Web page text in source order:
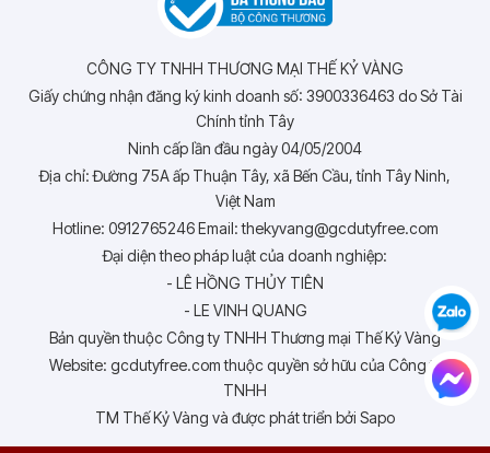
CÔNG TY TNHH THƯƠNG MẠI THẾ KỶ VÀNG
Giấy chứng nhận đăng ký kinh doanh số: 3900336463 do Sở Tài
Chính tỉnh Tây
Ninh cấp lần đầu ngày 04/05/2004
Địa chỉ: Đường 75A ấp Thuận Tây, xã Bến Cầu, tỉnh Tây Ninh,
Việt Nam
Hotline: 0912765246 Email: thekyvang@gcdutyfree.com
Đại diện theo pháp luật của doanh nghiệp:
- LÊ HỒNG THỦY TIÊN
- LE VINH QUANG
Bản quyền thuộc Công ty TNHH Thương mại Thế Kỷ Vàng
Website: gcdutyfree.com thuộc quyền sở hữu của Công ty
TNHH
TM Thế Kỷ Vàng và được phát triển bởi Sapo